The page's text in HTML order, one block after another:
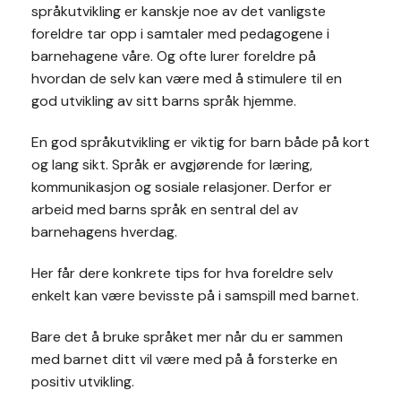
språkutvikling er kanskje noe av det vanligste
foreldre tar opp i samtaler med pedagogene i
barnehagene våre. Og ofte lurer foreldre på
hvordan de selv kan være med å stimulere til en
god utvikling av sitt barns språk hjemme.
En god språkutvikling er viktig for barn både på kort
og lang sikt. Språk er avgjørende for læring,
kommunikasjon og sosiale relasjoner. Derfor er
arbeid med barns språk en sentral del av
barnehagens hverdag.
Her får dere konkrete tips for hva foreldre selv
enkelt kan være bevisste på i samspill med barnet.
Bare det å bruke språket mer når du er sammen
med barnet ditt vil være med på å forsterke en
positiv utvikling.